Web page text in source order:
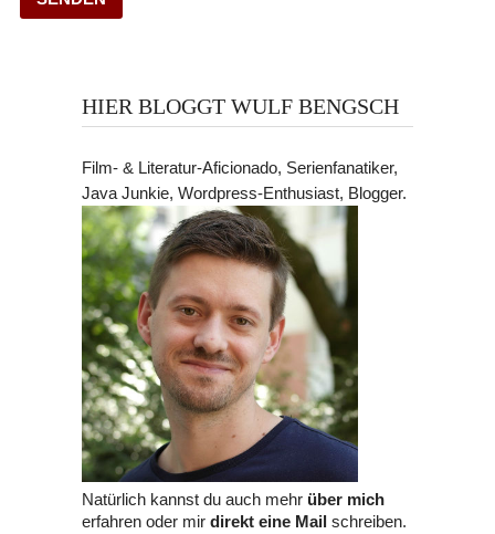
HIER BLOGGT WULF BENGSCH
Film- & Literatur-Aficionado, Serienfanatiker,
Java Junkie, Wordpress-Enthusiast, Blogger.
Natürlich kannst du auch mehr über mich
erfahren oder mir direkt eine Mailschreiben.